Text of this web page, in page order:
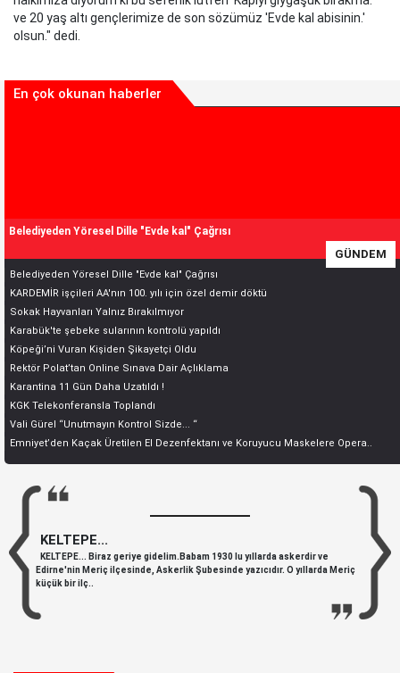
ve 20 yaş altı gençlerimize de son sözümüz 'Evde kal abisinin.'
olsun." dedi.
En çok okunan haberler
Belediyeden Yöresel Dille "Evde kal" Çağrısı
GÜNDEM
Belediyeden Yöresel Dille "Evde kal" Çağrısı
KARDEMİR işçileri AA'nın 100. yılı için özel demir döktü
Sokak Hayvanları Yalnız Bırakılmıyor
Karabük'te şebeke sularının kontrolü yapıldı
Köpeği’ni Vuran Kişiden Şikayetçi Oldu
Rektör Polat’tan Online Sınava Dair Açlıklama
Karantina 11 Gün Daha Uzatıldı !
KGK Telekonferansla Toplandı
Vali Gürel “Unutmayın Kontrol Sizde... “
Emniyet’den Kaçak Üretilen El Dezenfektanı ve Koruyucu Maskelere Opera..
KELTEPE...
KELTEPE... Biraz geriye gidelim.Babam 1930 lu yıllarda askerdir ve
Edirne'nin Meriç ilçesinde, Askerlik Şubesinde yazıcıdır. O yıllarda Meriç
küçük bir ilç..